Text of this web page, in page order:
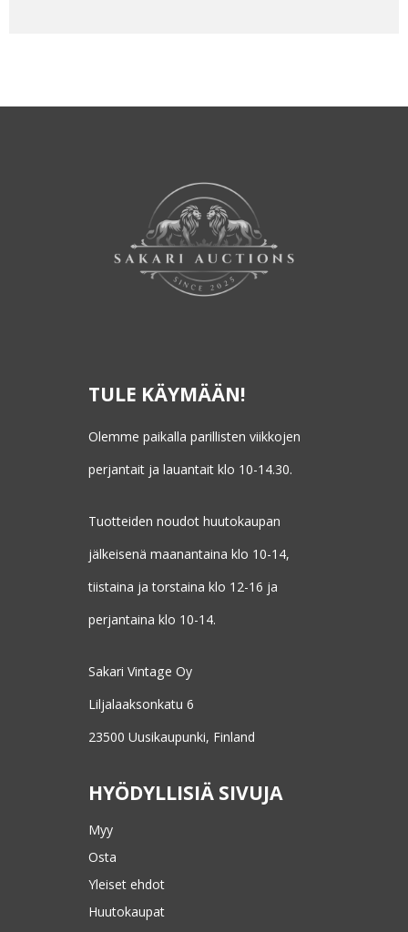
TULE KÄYMÄÄN!
Olemme paikalla parillisten viikkojen
perjantait ja lauantait klo 10-14.30.
Tuotteiden noudot huutokaupan
jälkeisenä maanantaina klo 10-14,
tiistaina ja torstaina klo 12-16 ja
perjantaina klo 10-14.
Sakari Vintage Oy
Liljalaaksonkatu 6
23500 Uusikaupunki, Finland
HYÖDYLLISIÄ SIVUJA
Myy
Osta
Yleiset ehdot
Huutokaupat